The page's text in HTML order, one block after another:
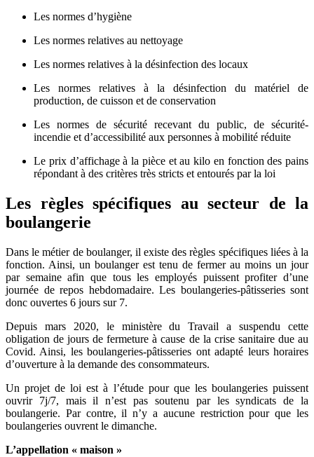
Les normes d’hygiène
Les normes relatives au nettoyage
Les normes relatives à la désinfection des locaux
Les normes relatives à la désinfection du matériel de
production, de cuisson et de conservation
Les normes de sécurité recevant du public, de sécurité-
incendie et d’accessibilité aux personnes à mobilité réduite
Le prix d’affichage à la pièce et au kilo en fonction des pains
répondant à des critères très stricts et entourés par la loi
Les règles spécifiques au secteur de la
boulangerie
Dans le métier de boulanger, il existe des règles spécifiques liées à la
fonction. Ainsi, un boulanger est tenu de fermer au moins un jour
par semaine afin que tous les employés puissent profiter d’une
journée de repos hebdomadaire. Les boulangeries-pâtisseries sont
donc ouvertes 6 jours sur 7.
Depuis mars 2020, le ministère du Travail a suspendu cette
obligation de jours de fermeture à cause de la crise sanitaire due au
Covid. Ainsi, les boulangeries-pâtisseries ont adapté leurs horaires
d’ouverture à la demande des consommateurs.
Un projet de loi est à l’étude pour que les boulangeries puissent
ouvrir 7j/7, mais il n’est pas soutenu par les syndicats de la
boulangerie. Par contre, il n’y a aucune restriction pour que les
boulangeries ouvrent le dimanche.
L’appellation « maison »